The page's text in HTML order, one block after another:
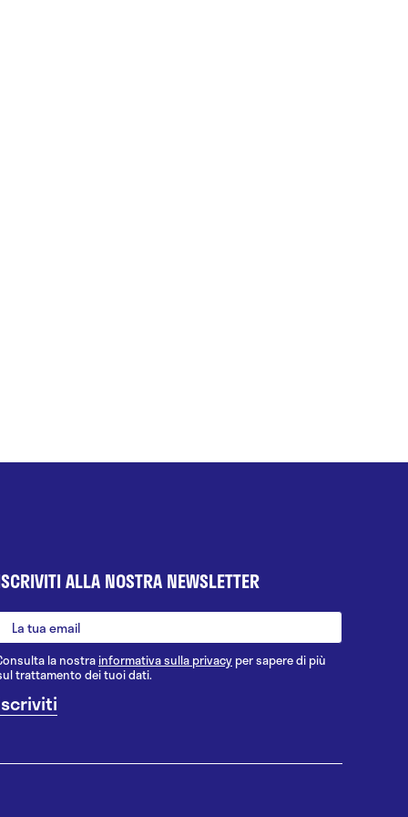
ALLA NOSTRA NEWSLETTER
la nostrainformativa sulla privacy per sapere di più
trattamento dei tuoi dati.